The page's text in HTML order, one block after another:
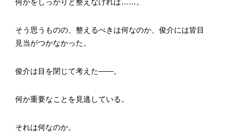
何かをしっかりと整えなければ……。
そう思うものの、整えるべきは何なのか、俊介には皆目
見当がつかなかった。
俊介は目を閉じて考えた――。
何か重要なことを見逃している。
それは何なのか。